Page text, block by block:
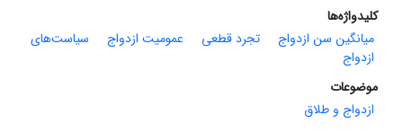
کلیدواژه‌ها
میانگین سن ازدواج
تجرد قطعی عمومیت ازدواج
سیاست‌های
ازدواج
موضوعات
ازدواج و طلاق